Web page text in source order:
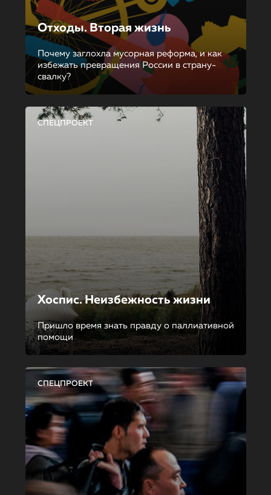
Отходы. Вторая жизнь
Почему заглохла мусорная реформа, и как
избежать превращения России в страну-
свалку?
СПЕЦПРОЕКТ
Хоспис. Неизбежность жизни
Пришло время знать правду о паллиативной
помощи
СПЕЦПРОЕКТ